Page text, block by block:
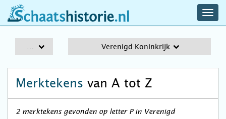
schaatshistorie.nl
Verenigd Koninkrijk
Merktekens van A tot Z
2 merktekens gevonden op letter P in Verenigd